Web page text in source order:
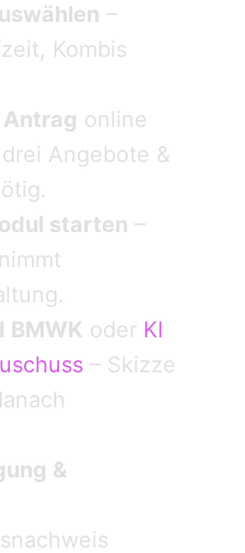
–
Kombis
online
Angebote &
starten –
BMWK oder KI
– Skizze
&